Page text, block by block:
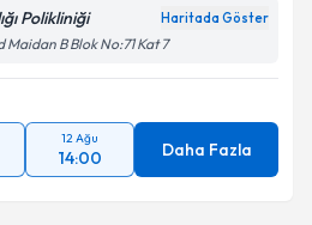
Polikliniği Haritada Göster
Maidan B Blok No:71 Kat 7
12 Ağu
14:00 Daha Fazla